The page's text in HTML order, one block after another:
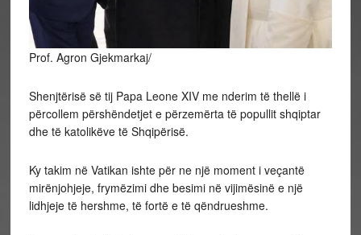
Prof. Agron Gjekmarkaj/
Shenjtërisë së tij Papa Leone XIV me nderim të thellë i
përcollem përshëndetjet e përzemërta të popullit shqiptar
dhe të katolikëve të Shqipërisë.
Ky takim në Vatikan ishte për ne një moment i veçantë
mirënjohjeje, frymëzimi dhe besimi në vijimësinë e një
lidhjeje të hershme, të fortë e të qëndrueshme.